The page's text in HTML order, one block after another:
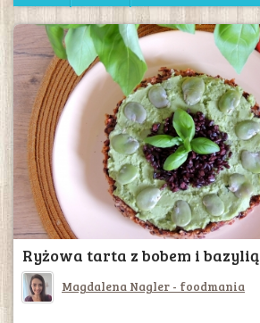
Ryżowa tarta z bobem i bazylią
Magdalena Nagler - foodmania